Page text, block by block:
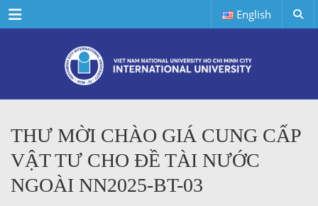
Menu English
THƯ MỜI CHÀO GIÁ CUNG CẤP
VẬT TƯ CHO ĐỀ TÀI NƯỚC
NGOÀI NN2025-BT-03